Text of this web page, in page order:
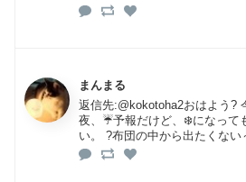
まんまる
返信先:@kokotoha2おはよう?
夜、☔️予報だけど、❄️になって
い。 ?布団の中から出たくない